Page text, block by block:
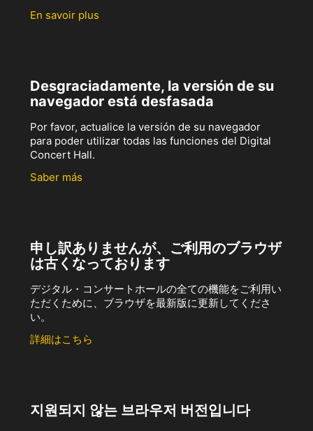
En savoir plus
Desgraciadamente, la versión de su
navegador está desfasada
Por favor, actualice la versión de su navegador
para poder utilizar todas las funciones del Digital
Concert Hall.
Saber más
申し訳ありませんが、ご利用のブラウザ
は古くなっております
デジタル・コンサートホールの全ての機能をご利用い
ただくために、ブラウザを最新版に更新してくださ
い。
詳細はこちら
지원되지 않는 브라우저 버전입니다